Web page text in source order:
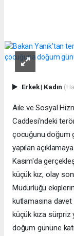
Erkek| Kadın
Aile ve Sosyal
Caddesi'ndeki terör
çocuğunu doğum
yapılan
Kasım'da
küçük kız, olay
Müdürlüğü
kutlamasına davet
küçük kıza
doğum gününe